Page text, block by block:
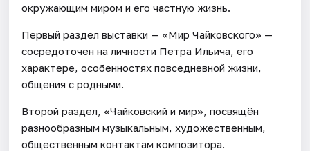
окружающим миром и его частную жизнь.
Первый раздел выставки — «Мир Чайковского» —
сосредоточен на личности Петра Ильича, его
характере, особенностях повседневной жизни,
общения с родными.
Второй раздел, «Чайковский и мир», посвящён
разнообразным музыкальным, художественным,
общественным контактам композитора.